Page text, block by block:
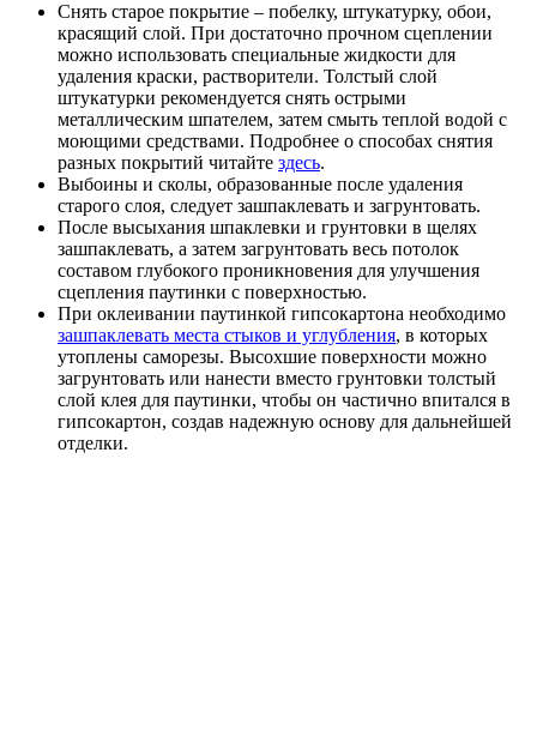
Снять старое покрытие – побелку, штукатурку, обои,
красящий слой. При достаточно прочном сцеплении
можно использовать специальные жидкости для
удаления краски, растворители. Толстый слой
штукатурки рекомендуется снять острыми
металлическим шпателем, затем смыть теплой водой с
моющими средствами. Подробнее о способах снятия
разных покрытий читайте здесь.
Выбоины и сколы, образованные после удаления
старого слоя, следует зашпаклевать и загрунтовать.
После высыхания шпаклевки и грунтовки в щелях
зашпаклевать, а затем загрунтовать весь потолок
составом глубокого проникновения для улучшения
сцепления паутинки с поверхностью.
При оклеивании паутинкой гипсокартона необходимо
зашпаклевать места стыков и углубления, в которых
утоплены саморезы. Высохшие поверхности можно
загрунтовать или нанести вместо грунтовки толстый
слой клея для паутинки, чтобы он частично впитался в
гипсокартон, создав надежную основу для дальнейшей
отделки.